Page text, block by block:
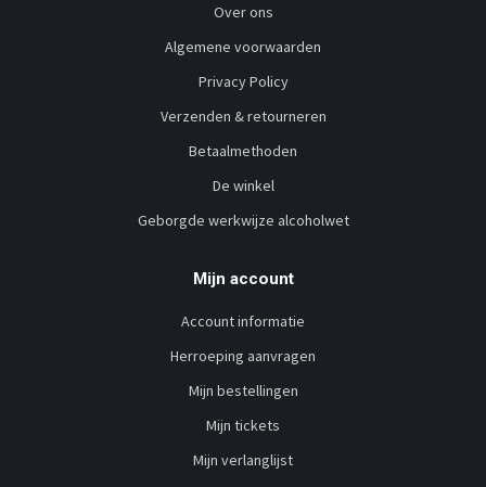
Over ons
Algemene voorwaarden
Privacy Policy
Verzenden & retourneren
Betaalmethoden
De winkel
Geborgde werkwijze alcoholwet
Mijn account
Account informatie
Herroeping aanvragen
Mijn bestellingen
Mijn tickets
Mijn verlanglijst